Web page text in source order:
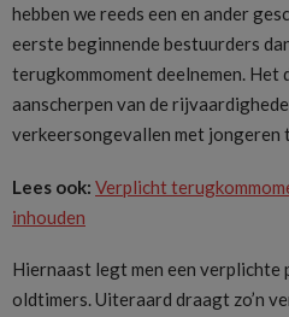
hebben we reeds een en ander
eerste beginnende bestuurders
terugkommoment deelnemen. Het
aanscherpen van de
verkeersongevallen met jongeren
Lees ook: Verplicht
inhouden
Hiernaast legt men een
oldtimers. Uiteraard draagt zo’n